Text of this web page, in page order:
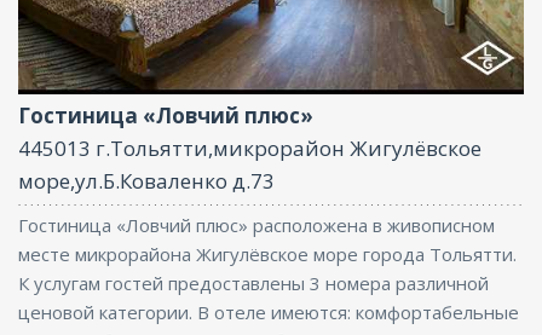
Ресторан, Бассейн, Бар, Парковка, Интернет, Баня,
Конференц-зал
Гостиница «Ловчий плюс»
445013 г.Тольятти,микрорайон Жигулёвское
море,ул.Б.Коваленко д.73
Гостиница «Ловчий плюс» расположена в живописном
месте микрорайона Жигулёвское море города Тольятти.
К услугам гостей предоставлены 3 номера различной
ценовой категории. В отеле имеются: комфортабельные